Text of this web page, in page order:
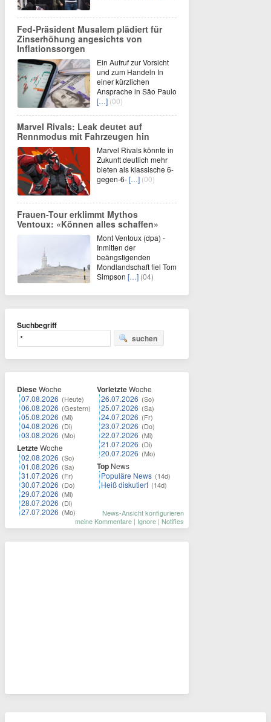
Fed-Präsident Musalem plädiert für
Zinserhöhung angesichts von
Inflationssorgen
Ein Aufruf zur Vorsicht
und zum Handeln In
einer kürzlichen
Ansprache in São Paulo
[…] (00)
Marvel Rivals: Leak deutet auf
Rennmodus mit Fahrzeugen hin
Marvel Rivals könnte in
Zukunft deutlich mehr
bieten als klassische 6-
gegen-6-[…] (00)
Frauen-Tour erklimmt Mythos
Ventoux: «Können alles schaffen»
Mont Ventoux (dpa) -
Inmitten der
beängstigenden
Mondlandschaft fiel Tom
Simpson […] (04)
Suchbegriff
suchen
DieseWoche
07.08.2026 (Heute)
06.08.2026 (Gestern)
05.08.2026 (Mi)
04.08.2026 (Di)
03.08.2026 (Mo)
LetzteWoche
02.08.2026 (So)
01.08.2026 (Sa)
31.07.2026 (Fr)
30.07.2026 (Do)
29.07.2026 (Mi)
28.07.2026 (Di)
27.07.2026 (Mo)
VorletzteWoche
26.07.2026 (So)
25.07.2026 (Sa)
24.07.2026 (Fr)
23.07.2026 (Do)
22.07.2026 (Mi)
21.07.2026 (Di)
20.07.2026 (Mo)
Top News
Populäre News (14d)
Heiß diskutiert (14d)
News-Ansicht konfigurieren
meine Kommentare | Ignore | Notifies